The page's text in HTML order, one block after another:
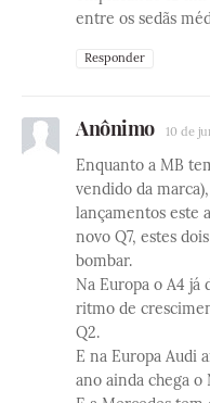
entre os sedãs
Responder
Anônimo 10 de
Enquanto a MB
vendido da
lançamentos este
novo Q7, estes
bombar.
Na Europa o A4 já
ritmo de
Q2.
E na Europa Audi
ano ainda chega o